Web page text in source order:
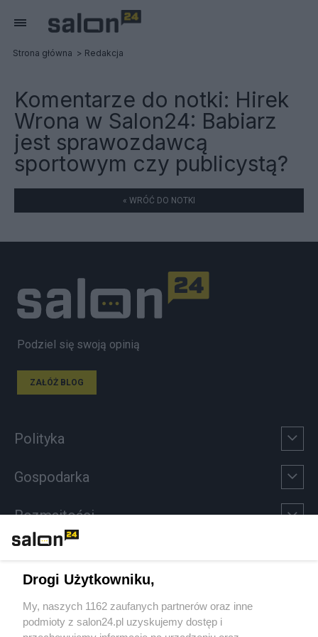
Strona główna Redakcja
Komentarze do notki: Hirek
Wrona w Salon24: Babiarz
jest sprawozdawcą
sportowym czy publicystą?
« WRÓĆ DO NOTKI
Podziel się swoją opinią
ZAŁÓŻ BLOG
Polityka
Gospodarka
Rozmaitości
Sport
Społeczeństwo
Drogi Użytkowniku,
My, naszych 1162 zaufanych partnerów oraz inne
podmioty z salon24.pl uzyskujemy dostęp i